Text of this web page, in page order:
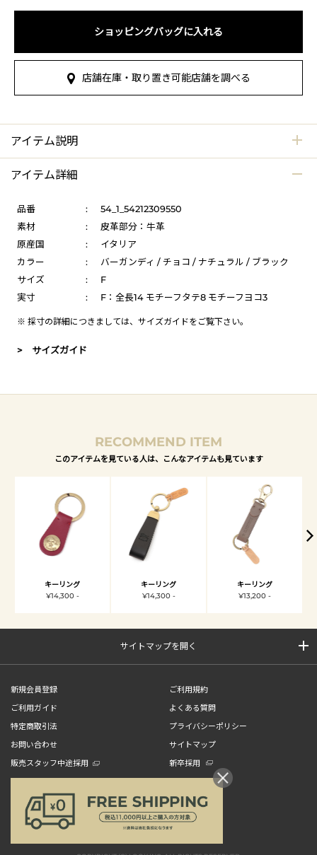
ショッピングバッグに入れる
店舗在庫・取り置き可能店舗を調べる
アイテム説明
アイテム詳細
品番 :
54_1_54212309550
素材
:
皮革部分：牛革
原産国
:
イタリア
カラー
:
バーガンディ / チョコ / ナチュラル / ブラック
サイズ
:
F
実寸
: F：全長14 モチーフタテ8 モチーフヨコ3
※ 採寸の詳細につきましては、 サイズガイドをご覧下さい。
> サイズガイド
RECOMMEND ITEM
このアイテムを見ている人は、こんなアイテムも見ています
キーリング
¥14,300 -
キーリング
¥14,300 -
キーリング
¥13,200 -
サイトマップを開く
新規会員登録
ご利用規約
ご利用ガイド
よくある質問
特定商取引法
プライバシーポリシー
お問い合わせ
サイトマップ
販売スタッフ中途採用
新卒採用